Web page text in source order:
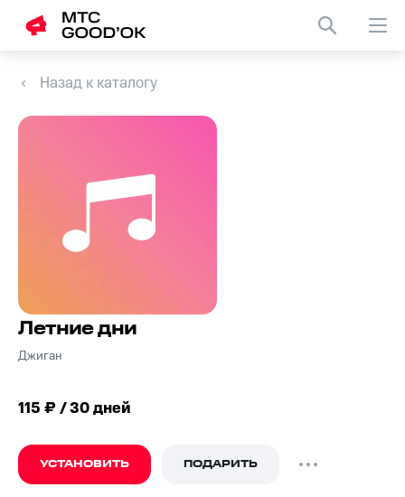
Назад к каталогу
Летние дни
Джиган
115 ₽ / 30 дней
УСТАНОВИТЬ ПОДАРИТЬ